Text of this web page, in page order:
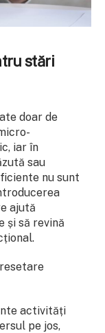
stări
doar de
iar în
sau
nu sunt
ajută
și să revină
activități
pe jos,